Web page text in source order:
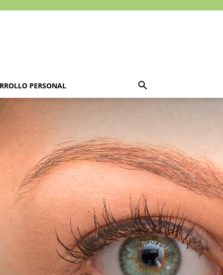
PERSONAL